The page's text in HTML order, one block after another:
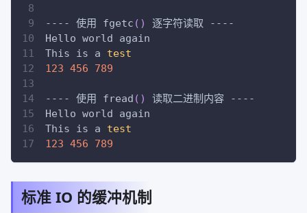
---- 使用 fgetc ( )
逐字符读取 ----
Hello world again
This is a test
123 456 789
---- 使用 fread ( )
读取二进制内容 ----
Hello world again
This is a test
123 456 789
标准 IO 的缓冲机制